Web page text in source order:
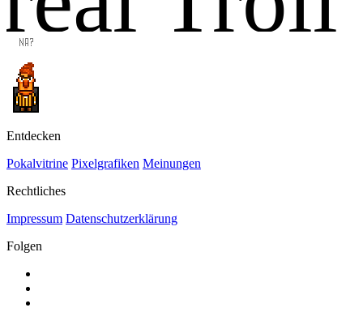
Entdecken
Pokalvitrine Pixelgrafiken Meinungen
Rechtliches
Impressum Datenschutzerklärung
Folgen